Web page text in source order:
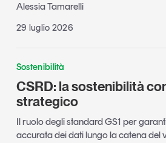
Alessia Tamarelli
29 luglio 2026
Sostenibilità
CSRD: la sostenibilità
strategico
Il ruolo degli standard GS1 per
accurata dei dati lungo la catena del